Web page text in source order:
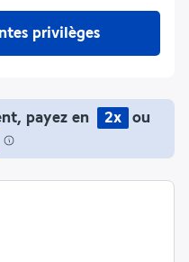
privilèges
payez en 2x
ou